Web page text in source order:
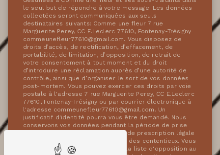
le seul but de répondre à votre message. Les données
collectées seront communiquées aux seuls
destinataires suivants: Comme une fleur 7 rue
Marguerite Perey, CC E.Leclerc 77610, Fontenay-Trésigny
commeunefleur77610@gmail.com. Vous disposez de
droits d’accès, de rectification, d’effacement, de
portabilité, de limitation, d’opposition, de retrait de
votre consentement à tout moment et du droit
d’introduire une réclamation auprès d’une autorité de
contrôle, ainsi que d’organiser le sort de vos données
post-mortem. Vous pouvez exercer ces droits par voie
postale à l'adresse 7 rue Marguerite Perey, CC E.Leclerc
77610, Fontenay-Trésigny ou par courrier électronique à
l'adresse commeunefleur77610@gmail.com. Un
justificatif d'identité pourra vous être demandé. Nous
conservons vos données pendant la période de prise
de contact puis pendant la durée de prescription légale
aux fins probatoires et de gestion des contentieux. Vous
avez le droit de vous inscrire sur la liste d'opposition au